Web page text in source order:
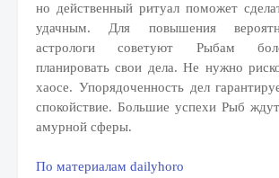
но действенный ритуал поможет
удачным. Для повышения
астрологи советуют Рыбам
планировать свои дела. Не нужно
хаосе. Упорядоченность дел
спокойствие. Большие успехи Рыб
амурной сферы.
По материалам dailyhoro